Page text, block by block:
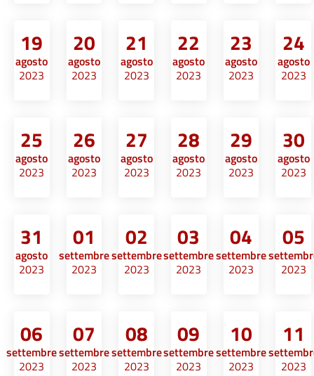
19
agosto
2023
20
agosto
2023
21
agosto
2023
22
agosto
2023
23
agosto
2023
24
agosto
2023
25
agosto
2023
26
agosto
2023
27
agosto
2023
28
agosto
2023
29
agosto
2023
30
agosto
2023
31
agosto
2023
01
settembre
2023
02
settembre
2023
03
settembre
2023
04
settembre
2023
05
2023
06
settembre
2023
07
settembre
2023
08
settembre
2023
09
settembre
2023
10
settembre
2023
11
2023